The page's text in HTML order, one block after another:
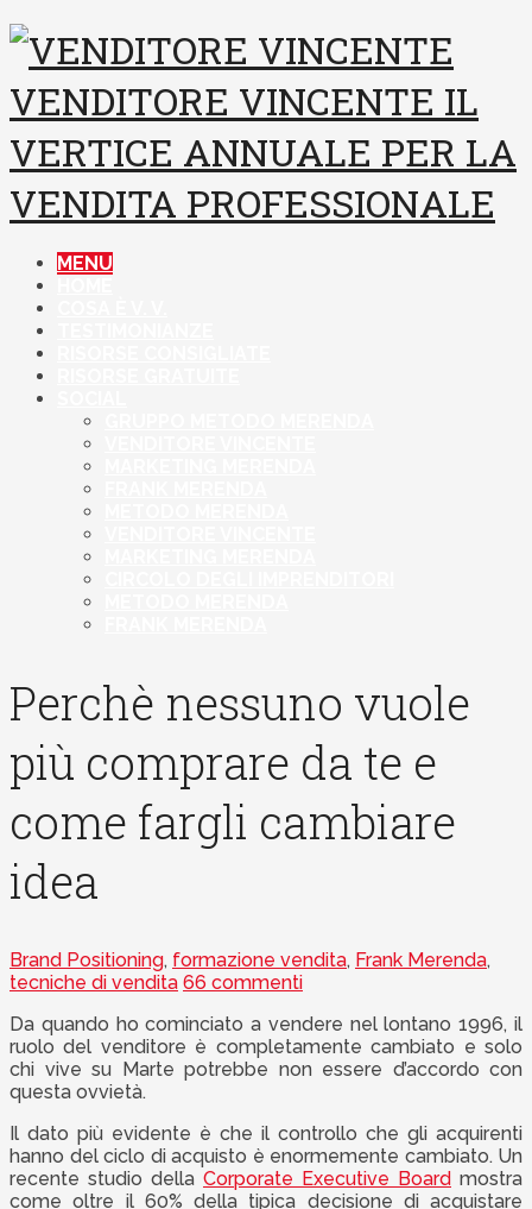
VENDITORE VINCENTE IL
VERTICE ANNUALE PER LA
VENDITA PROFESSIONALE
MENU
Perchè nessuno vuole
più comprare da te e
come fargli cambiare
idea
Brand Positioning, formazione vendita, Frank Merenda,
tecniche di vendita 66 commenti
Da quando ho cominciato a vendere nel lontano 1996, il
ruolo del venditore è completamente cambiato e solo
chi vive su Marte potrebbe non essere d’accordo con
questa ovvietà.
Il dato più evidente è che il controllo che gli acquirenti
hanno del ciclo di acquisto è enormemente cambiato. Un
recente studio della Corporate Executive Board mostra
come oltre il 60% della tipica decisione di acquistare